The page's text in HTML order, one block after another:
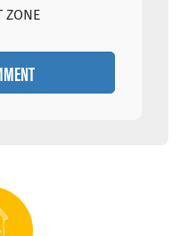
ZONE